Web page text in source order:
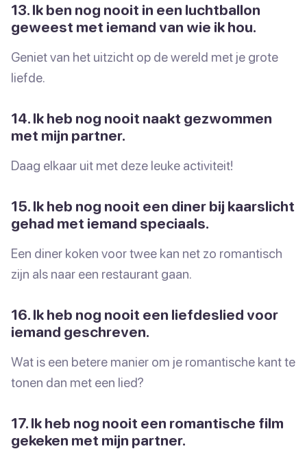
13. Ik ben nog nooit in een luchtballon
geweest met iemand van wie ik hou.
Geniet van het uitzicht op de wereld met je grote
liefde.
14. Ik heb nog nooit naakt gezwommen
met mijn partner.
Daag elkaar uit met deze leuke activiteit!
15. Ik heb nog nooit een diner bij kaarslicht
gehad met iemand speciaals.
Een diner koken voor twee kan net zo romantisch
zijn als naar een restaurant gaan.
16. Ik heb nog nooit een liefdeslied voor
iemand geschreven.
Wat is een betere manier om je romantische kant te
tonen dan met een lied?
17. Ik heb nog nooit een romantische film
gekeken met mijn partner.